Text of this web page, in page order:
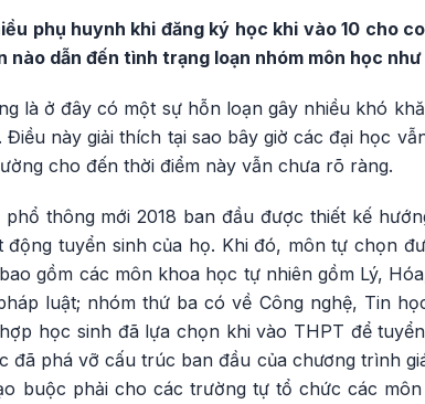
phụ huynh khi đăng ký học khi vào 10 cho
nào dẫn đến tình trạng loạn nhóm môn học
là ở đây có một sự hỗn loạn gây nhiều khó
Điều này giải thích tại sao bây giờ các đại học
cho đến thời điểm này vẫn chưa rõ ràng.
thông mới 2018 ban đầu được thiết kế
động tuyển sinh của họ. Khi đó, môn tự chọn
gồm các môn khoa học tự nhiên gồm Lý,
luật; nhóm thứ ba có về Công nghệ, Tin
học sinh đã lựa chọn khi vào THPT để
đã phá vỡ cấu trúc ban đầu của chương trình
buộc phải cho các trường tự tổ chức các